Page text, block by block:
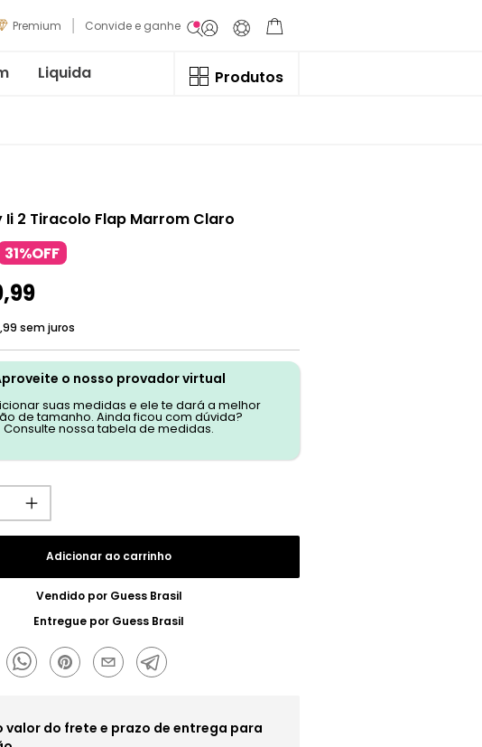
Premium Convide e ganhe
Liquida Produtos
Ii 2 Tiracolo Flap Marrom Claro
31%OFF
,99
,99 sem juros
o nosso provador virtual
suas medidas e ele te dará a melhor
de tamanho. Ainda ficou com dúvida?
Consulte nossa tabela de medidas.
Adicionar ao carrinho
Vendido por Guess Brasil
Entregue por Guess Brasil